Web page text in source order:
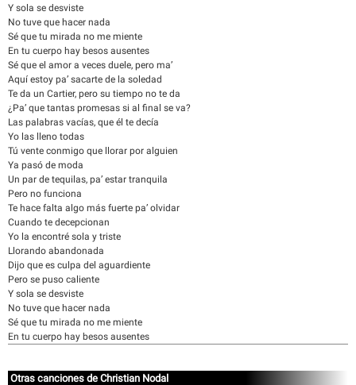
Y sola se desviste
No tuve que hacer nada
Sé que tu mirada no me miente
En tu cuerpo hay besos ausentes
Sé que el amor a veces duele, pero ma’
Aquí estoy pa’ sacarte de la soledad
Te da un Cartier, pero su tiempo no te da
¿Pa’ que tantas promesas si al final se va?
Las palabras vacías, que él te decía
Yo las lleno todas
Tú vente conmigo que llorar por alguien
Ya pasó de moda
Un par de tequilas, pa’ estar tranquila
Pero no funciona
Te hace falta algo más fuerte pa’ olvidar
Cuando te decepcionan
Yo la encontré sola y triste
Llorando abandonada
Dijo que es culpa del aguardiente
Pero se puso caliente
Y sola se desviste
No tuve que hacer nada
Sé que tu mirada no me miente
En tu cuerpo hay besos ausentes
Otras canciones de Christian Nodal